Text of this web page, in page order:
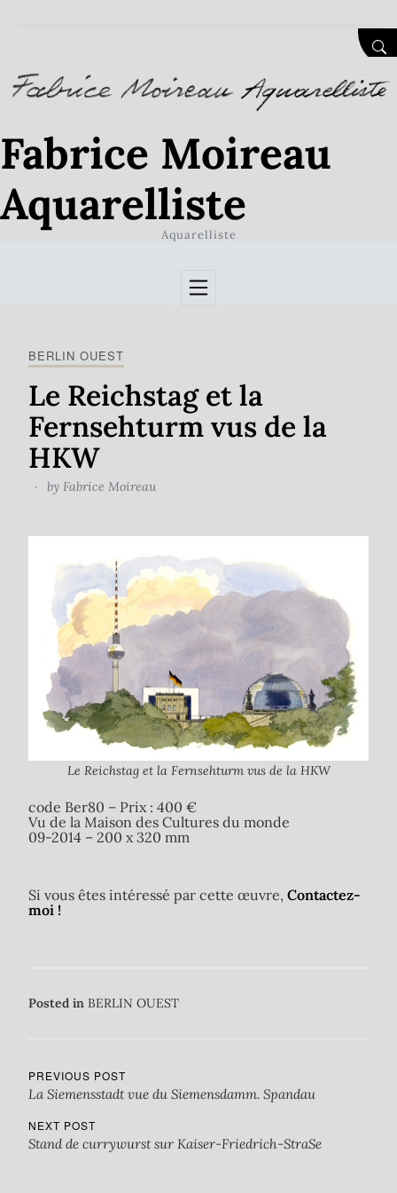
Fabrice Moireau
Aquarelliste
Aquarelliste
BERLIN OUEST
Le Reichstag et la
Fernsehturm vus de la
HKW
by Fabrice Moireau
Le Reichstag et la Fernsehturm vus de la HKW
code Ber80 – Prix : 400 €
Vu de la Maison des Cultures du monde
09-2014 – 200 x 320 mm
Si vous êtes intéressé par cette œuvre, Contactez-
moi !
Posted in BERLIN OUEST
PREVIOUS POST
La Siemensstadt vue du Siemensdamm. Spandau
NEXT POST
Stand de currywurst sur Kaiser-Friedrich-StraSe